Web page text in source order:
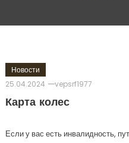
Новости
25.04.2024
vepsrf1977
Карта колес
Если у вас есть инвалидность,